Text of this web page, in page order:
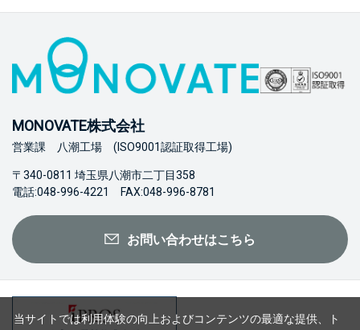
MONOVATE株式会社
営業課 八潮工場 (ISO9001認証取得工場)
〒340-0811 埼玉県八潮市二丁目358
電話:048-996-4221 FAX:048-996-8781
お問い合わせはこちら
当サイトでは利用体験の向上およびコンテンツの最適な提供、ト